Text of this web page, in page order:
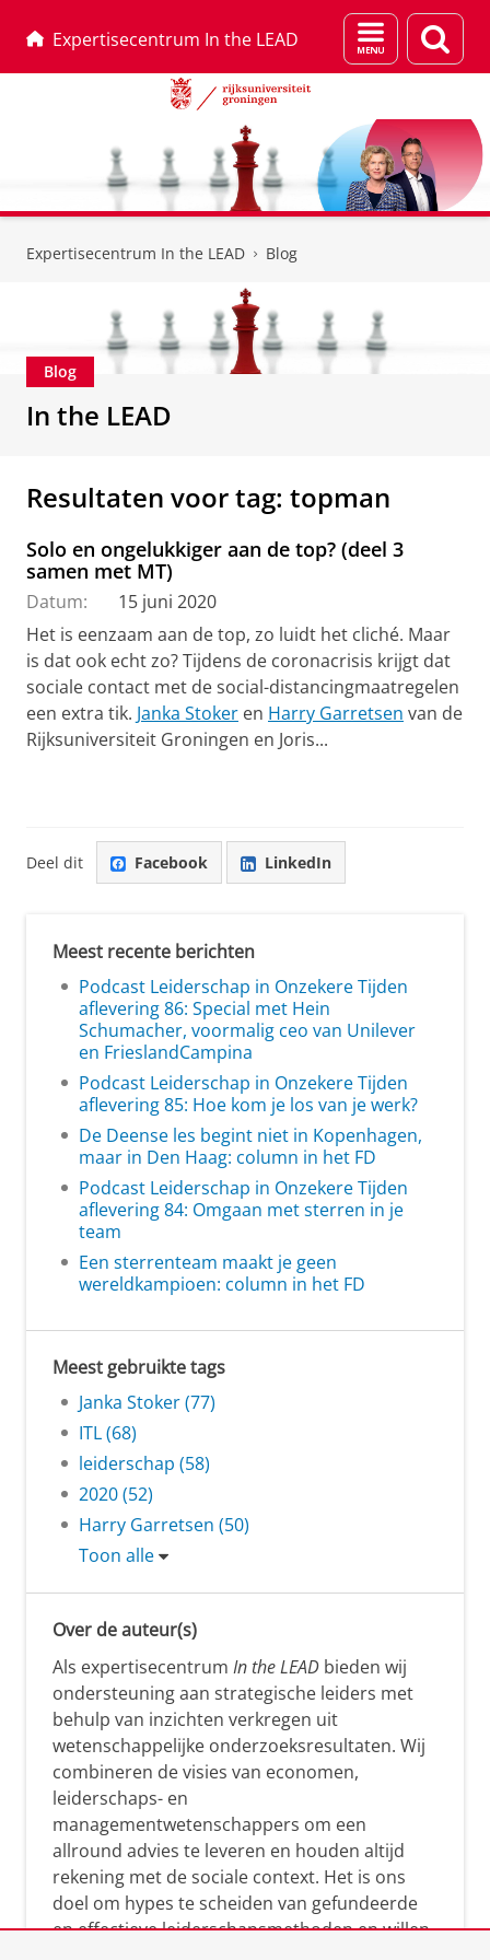
Expertisecentrum In the LEAD
Menu
en
Expertisecentrum In the LEAD Blog
Blog
In the LEAD
Resultaten voor tag: topman
Solo en ongelukkiger aan de top? (deel 3
samen met MT)
Datum:
15 juni 2020
Het is eenzaam aan de top, zo luidt het cliché. Maar
is dat ook echt zo?Tijdens de coronacrisis krijgt dat
sociale contact met de social-distancingmaatregelen
een extra tik. Janka Stoker en Harry Garretsen van de
Rijksuniversiteit Groningen en Joris...
Deel dit Facebook LinkedIn
Meest recente berichten
Podcast Leiderschap in Onzekere Tijden
aflevering 86: Special met Hein
Schumacher, voormalig ceo van Unilever
en FrieslandCampina
Podcast Leiderschap in Onzekere Tijden
aflevering 85: Hoe kom je los van je werk?
De Deense les begint niet in Kopenhagen,
maar in Den Haag: column in het FD
Podcast Leiderschap in Onzekere Tijden
aflevering 84: Omgaan met sterren in je
team
Een sterrenteam maakt je geen
wereldkampioen: column in het FD
Meest gebruikte tags
Janka Stoker (77)
ITL (68)
leiderschap (58)
2020 (52)
Harry Garretsen (50)
Toon alle
Over de auteur(s)
Als expertisecentrum In the LEAD bieden wij
ondersteuning aan strategische leiders met
behulp van inzichten verkregen uit
wetenschappelijke onderzoeksresultaten. Wij
combineren de visies van economen,
leiderschaps- en
managementwetenschappers om een
allround advies te leveren en houden altijd
rekening met de sociale context. Het is ons
doel om hypes te scheiden van gefundeerde
en effectieve leiderschapsmethoden en willen